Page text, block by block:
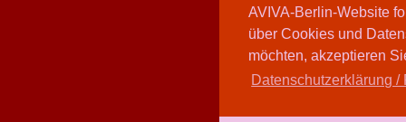
AVIVA-Berlin-Website
über Cookies und
möchten, akzeptieren
Datenschutzerklärung /